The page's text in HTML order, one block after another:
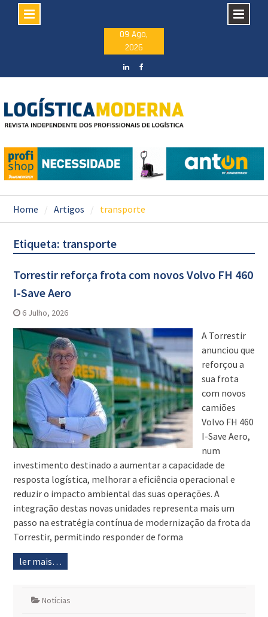
09 Ago,
2026
Home Artigos transporte
Etiqueta: transporte
Torrestir reforça frota com novos Volvo FH 460
I-Save Aero
6 Julho, 2026
A Torrestir
anunciou que
reforçou a
sua frota
com novos
camiões
Volvo FH 460
I-Save Aero,
num
investimento destinado a aumentar a capacidade de
resposta logística, melhorar a eficiência operacional e
reduzir o impacto ambiental das suas operações. A
integração destas novas unidades representa mais um
passo na estratégia contínua de modernização da frota da
Torrestir, permitindo responder de forma
ler mais…
Notícias